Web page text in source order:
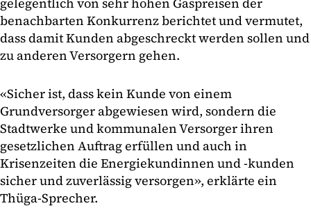
benachbarten Konkurrenz berichtet und vermutet,
dass damit Kunden abgeschreckt werden sollen und
zu anderen Versorgern gehen.
«Sicher ist, dass kein Kunde von einem
Grundversorger abgewiesen wird, sondern die
Stadtwerke und kommunalen Versorger ihren
gesetzlichen Auftrag erfüllen und auch in
Krisenzeiten die Energiekundinnen und -kunden
sicher und zuverlässig versorgen», erklärte ein
Thüga-Sprecher.